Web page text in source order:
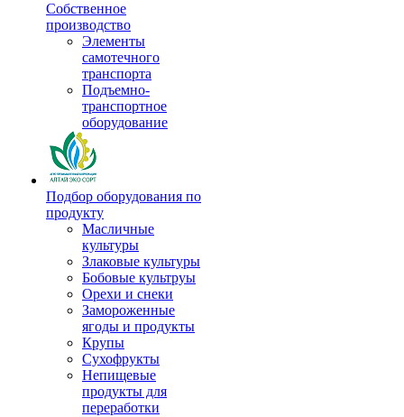
Собственное
производство
Элементы
самотечного
транспорта
Подъемно-
транспортное
оборудование
Подбор оборудования по
продукту
Масличные
культуры
Злаковые культуры
Бобовые культруы
Орехи и снеки
Замороженные
ягоды и продукты
Крупы
Сухофрукты
Непищевые
продукты для
переработки